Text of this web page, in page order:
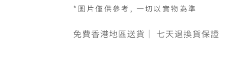
*圖片僅供參考, 一切以實物為準
免費香港地區送貨｜ 七天退換貨保證